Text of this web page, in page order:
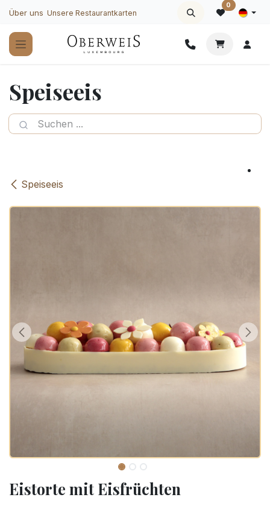
Zum Inhalt springen
Über uns Unsere Restaurantkarten
0
Speiseeis
Speiseeis
Eistorte mit Eisfrüchten